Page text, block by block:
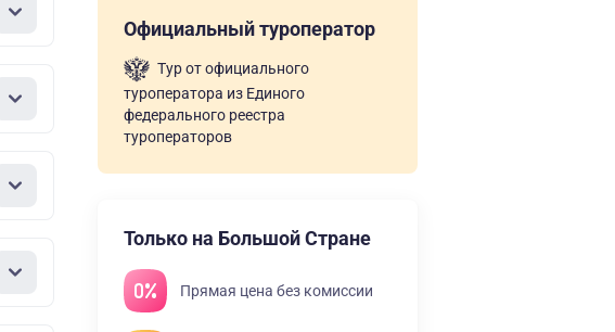
Официальный туроператор
Тур от официального
туроператора из Единого
федерального реестра
туроператоров
Только на Большой Стране
Прямая цена без комиссии